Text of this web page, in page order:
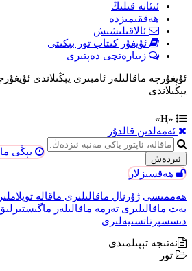
ئىئانە قىلىڭ
ھەققىمىزدە
ئالاقىلىشىش
ئۇيغۇر كىتاب تور بېكىتى
زىيارەتچى دەپتىرى
ئۇيغۇرچە ماقالىلەر ئامبىرى يېڭىلاندى
يېڭىلاندى
«Ң»
ئەمەلدىن قالدۇر
ئىزدەش
يېڭى
ھەقسىزلار
ھەممىسى ژۇرنال ماقالىلىرى ماقالە
بەت ماقالىلىرى تەرمە ماقالىلەر
دىسسېرتاتسىيەلىرى
نەتىجە تېپىلمىدى
تۈر